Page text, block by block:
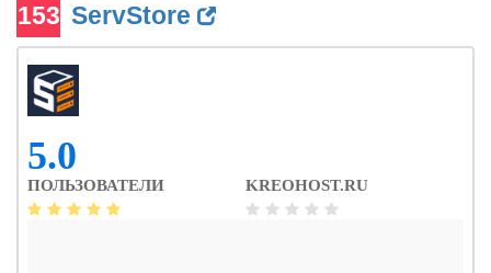
153 ServStore
5.0
ПОЛЬЗОВАТЕЛИ KREOHOST.RU